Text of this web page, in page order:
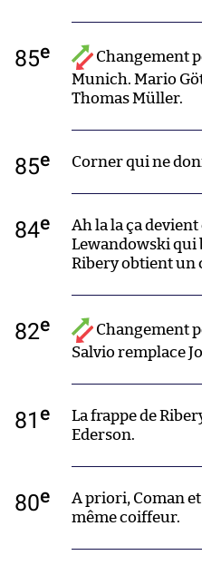
85e
Changement
Munich. Mario
Thomas Müller.
85e Corner qui ne
84e
Ah la la ça
Lewandowski qui
Ribery obtient un
82e
Changement
Salvio remplace
81 e
La frappe de
Ederson.
80e
A priori, Coman
même coiffeur.